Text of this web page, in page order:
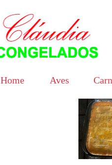
Home Aves